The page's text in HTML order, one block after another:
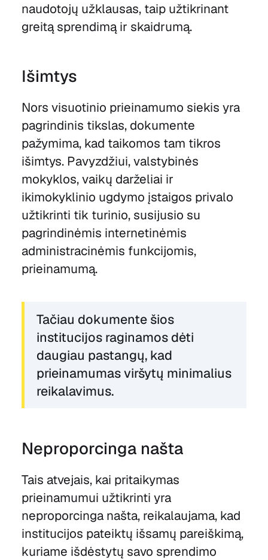
naudotojų užklausas, taip užtikrinant
greitą sprendimą ir skaidrumą.
Išimtys
Nors visuotinio prieinamumo siekis yra
pagrindinis tikslas, dokumente
pažymima, kad taikomos tam tikros
išimtys. Pavyzdžiui, valstybinės
mokyklos, vaikų darželiai ir
ikimokyklinio ugdymo įstaigos privalo
užtikrinti tik turinio, susijusio su
pagrindinėmis internetinėmis
administracinėmis funkcijomis,
prieinamumą.
Tačiau dokumente šios
institucijos raginamos dėti
daugiau pastangų, kad
prieinamumas viršytų minimalius
reikalavimus.
Neproporcinga našta
Tais atvejais, kai pritaikymas
prieinamumui užtikrinti yra
neproporcinga našta, reikalaujama, kad
institucijos pateiktų išsamų pareiškimą,
kuriame išdėstytų savo sprendimo